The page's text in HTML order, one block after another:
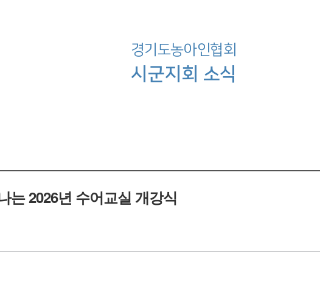
경기도농아인협회
시군지회 소식
는 2026년 수어교실 개강식